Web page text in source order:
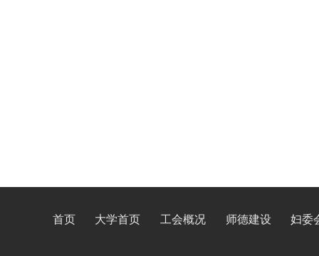
首页 大学首页 工会概况 师德建设 妇委